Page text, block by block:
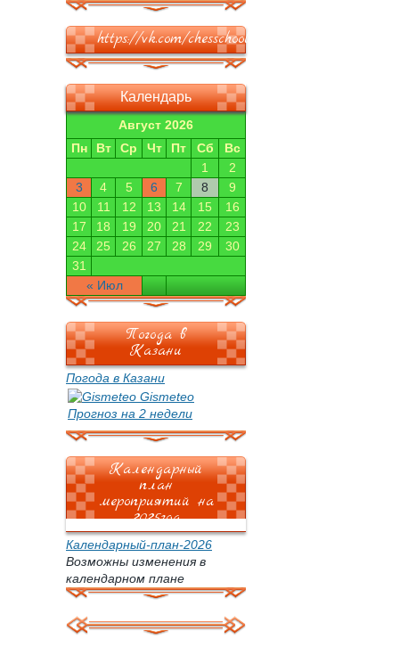
https://vk.com/chesschool
Календарь
Август 2026
Пн
Вт Ср Чт Пт Сб Вс
« Июл
1
2
3
4 5 6 7 8
9
10
11 12 13 14 15
16
17
18 19 20 21 22
23
24
25 26 27 28 29
30
31
Погода в
Казани
Погода в Казани
Gismeteo
Прогноз на 2 недели
Календарный
план
мероприятий на
2025год
Календарный-план-2026
Возможны изменения в
календарном плане